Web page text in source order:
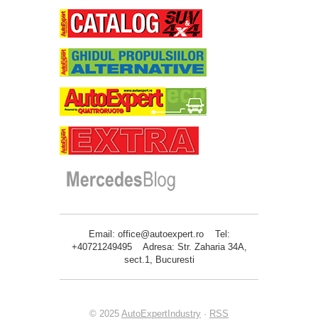
Email: office@autoexpert.ro Tel:
+40721249495 Adresa: Str. Zaharia 34A,
sect.1, Bucuresti
© 2025 AutoExpertIndustry · RSS